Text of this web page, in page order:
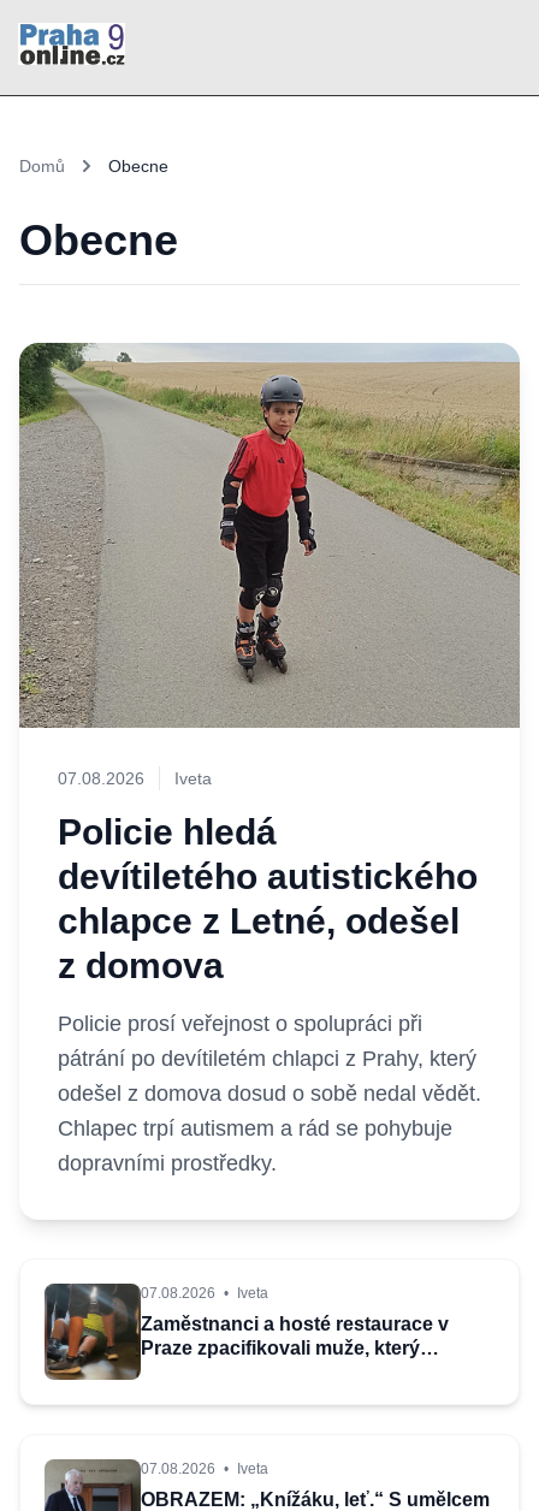
Domů Obecne
Obecne
07.08.2026 Iveta
Policie hledá
devítiletého autistického
chlapce z Letné, odešel
z domova
Policie prosí veřejnost o spolupráci při
pátrání po devítiletém chlapci z Prahy, který
odešel z domova dosud o sobě nedal vědět.
Chlapec trpí autismem a rád se pohybuje
dopravními prostředky.
07.08.2026 • Iveta
Zaměstnanci a hosté restaurace v
Praze zpacifikovali muže, který
07.08.2026 • Iveta
OBRAZEM: „Knížáku, leť.“ S umělcem